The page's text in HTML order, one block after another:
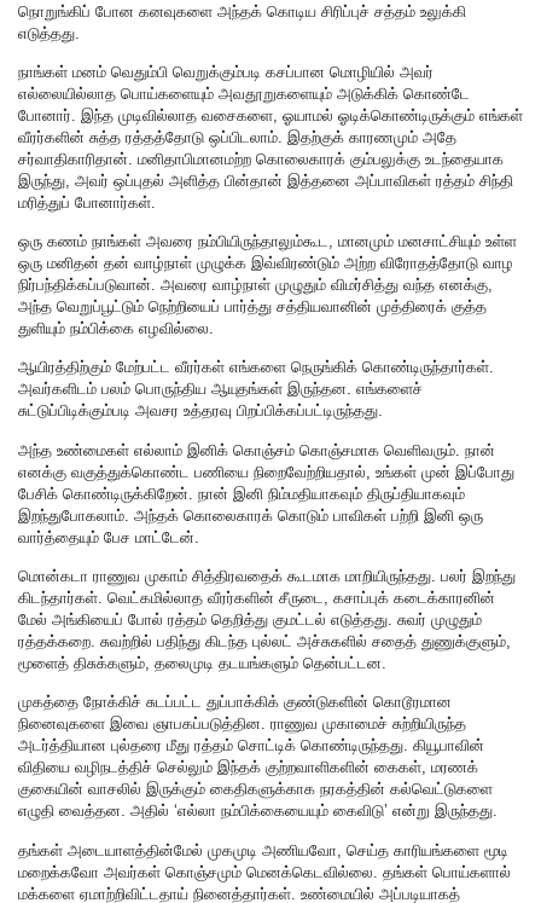
நொறுங்கிப் போன கனவுகளை அந்தக் கொடிய சிரிப்புச் சத்தம் உலுக்கி
எடுத்தது.
நாங்கள் மனம் வெதும்பி வெறுக்கும்படி கசப்பான மொழியில் அவர்
எல்லையில்லாத பொய்களையும் அவதூறுகளையும் அடுக்கிக் கொண்டே
போனார். இந்த முடிவில்லாத வசைகளை, ஓயாமல் ஓடிக்கொண்டிருக்கும் எங்கள்
வீரர்களின் சுத்த ரத்தத்தோடு ஒப்பிடலாம். இதற்குக் காரணமும் அதே
சர்வாதிகாரிதான். மனிதாபிமானமற்ற கொலைகாரக் கும்பலுக்கு உடந்தையாக
இருந்து, அவர் ஒப்புதல் அளித்த பின்தான் இத்தனை அப்பாவிகள் ரத்தம் சிந்தி
மரித்துப் போனார்கள்.
ஒரு கணம் நாங்கள் அவரை நம்பியிருந்தாலும்கூட, மானமும் மனசாட்சியும் உள்ள
ஒரு மனிதன் தன் வாழ்நாள் முழுக்க இவ்விரண்டும் அற்ற விரோதத்தோடு வாழ
நிர்பந்திக்கப்படுவான். அவரை வாழ்நாள் முழுதும் விமர்சித்து வந்த எனக்கு,
அந்த வெறுப்பூட்டும் நெற்றியைப் பார்த்து சத்தியவானின் முத்திரைக் குத்த
துளியும் நம்பிக்கை எழவில்லை.
ஆயிரத்திற்கும் மேற்பட்ட வீரர்கள் எங்களை நெருங்கிக் கொண்டிருந்தார்கள்.
அவர்களிடம் பலம் பொருந்திய ஆயுதங்கள் இருந்தன. எங்களைச்
சுட்டுப்பிடிக்கும்படி அவசர உத்தரவு பிறப்பிக்கப்பட்டிருந்தது.
அந்த உண்மைகள் எல்லாம் இனிக் கொஞ்சம் கொஞ்சமாக வெளிவரும். நான்
எனக்கு வகுத்துக்கொண்ட பணியை நிறைவேற்றியதால், உங்கள் முன் இப்போது
பேசிக் கொண்டிருக்கிறேன். நான் இனி நிம்மதியாகவும் திருப்தியாகவும்
இறந்துபோகலாம். அந்தக் கொலைகாரக் கொடும் பாவிகள் பற்றி இனி ஒரு
வார்த்தையும் பேச மாட்டேன்.
மொன்கடா ராணுவ முகாம் சித்திரவதைக் கூடமாக மாறியிருந்தது. பலர் இறந்து
கிடந்தார்கள். வெட்கமில்லாத வீரர்களின் சீருடை, கசாப்புக் கடைக்காரனின்
மேல் அங்கியைப் போல் ரத்தம் தெறித்து குமட்டல் எடுத்தது. சுவர் முழுதும்
ரத்தக்கறை. சுவற்றில் பதிந்து கிடந்த புல்லட் அச்சுகளில் சதைத் துணுக்குளும்,
மூளைத் திசுக்களும், தலைமுடி தடயங்களும் தென்பட்டன.
முகத்தை நோக்கிச் சுடப்பட்ட துப்பாக்கிக் குண்டுகளின் கொடூரமான
நினைவுகளை இவை ஞாபகப்படுத்தின. ராணுவ முகாமைச் சுற்றியிருந்த
அடர்த்தியான புல்தரை மீது ரத்தம் சொட்டிக் கொண்டிருந்தது. கியூபாவின்
விதியை வழிநடத்திச் செல்லும் இந்தக் குற்றவாளிகளின் கைகள், மரணக்
குகையின் வாசலில் இருக்கும் கைதிகளுக்காக நரகத்தின் கல்வெட்டுகளை
எழுதி வைத்தன. அதில் ‘எல்லா நம்பிக்கையையும் கைவிடு’ என்று இருந்தது.
தங்கள் அடையாளத்தின்மேல் முகமுடி அணியவோ, செய்த காரியங்களை மூடி
மறைக்கவோ அவர்கள் கொஞ்சமும் மெனக்கெடவில்லை. தங்கள் பொய்களால்
மக்களை ஏமாற்றிவிட்டதாய் நினைத்தார்கள். உண்மையில் அப்படியாகத்